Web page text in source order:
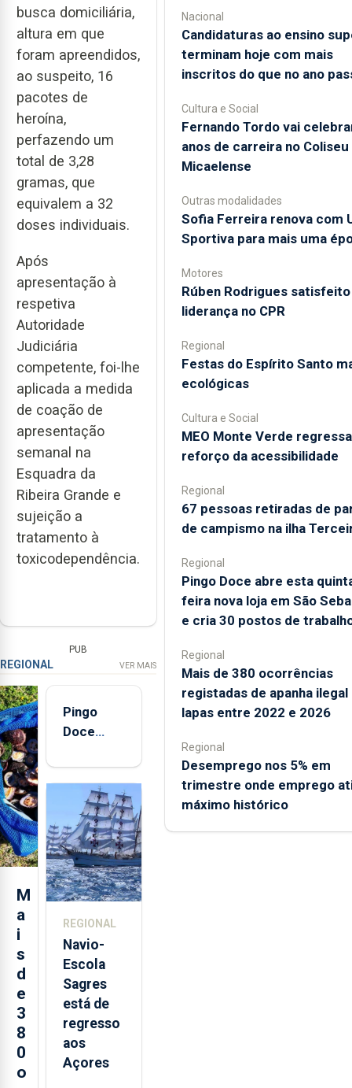
busca domiciliária,
altura em que
foram apreendidos,
ao suspeito, 16
pacotes de
heroína,
perfazendo um
total de 3,28
gramas, que
equivalem a 32
doses individuais.
Após
apresentação à
respetiva
Autoridade
Judiciária
competente, foi-lhe
aplicada a medida
de coação de
apresentação
semanal na
Esquadra da
Ribeira Grande e
sujeição a
tratamento à
toxicodependência.
PUB
REGIONAL VER MAIS
M
a
i
s
d
e
3
8
0
o
Pingo
Doce
quinta-
feira nova
loja em
São
Sebastião
e cria 30
postos de
REGIONAL
Navio-
Escola
Sagres
está de
regresso
aos
Açores
Nacional
Candidaturas ao ensino
terminam hoje com mais
inscritos do que no ano
Cultura e Social
Fernando Tordo vai
anos de carreira no Coliseu
Micaelense
Outras modalidades
Sofia Ferreira renova com
Sportiva para mais uma
Motores
Rúben Rodrigues
liderança no CPR
Regional
Festas do Espírito Santo
ecológicas
Cultura e Social
MEO Monte Verde
reforço da acessibilidade
Regional
67 pessoas retiradas de
de campismo na ilha
Regional
Pingo Doce abre esta
feira nova loja em São
e cria 30 postos de
Regional
Mais de 380 ocorrências
registadas de apanha ilegal
lapas entre 2022 e 2026
Regional
Desemprego nos 5% em
trimestre onde emprego
máximo histórico